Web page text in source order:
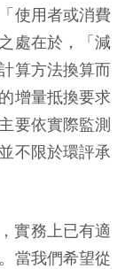
使用者或消費
處在於，「減
算方法換算而
增量抵換要求
要依實際監測
不限於環評承
實務上已有適
當我們希望從